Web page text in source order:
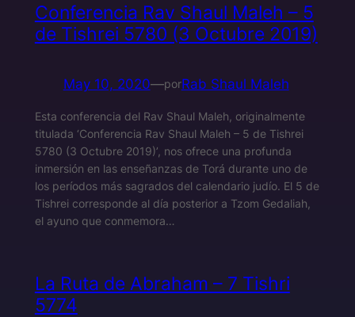
Conferencia Rav Shaul Maleh – 5
de Tishrei 5780 (3 Octubre 2019)
May 10, 2020—porRab Shaul Maleh
Esta conferencia del Rav Shaul Maleh, originalmente
titulada ‘Conferencia Rav Shaul Maleh – 5 de Tishrei
5780 (3 Octubre 2019)’, nos ofrece una profunda
inmersión en las enseñanzas de Torá durante uno de
los períodos más sagrados del calendario judío. El 5 de
Tishrei corresponde al día posterior a Tzom Gedaliah,
el ayuno que conmemora…
La Ruta de Abraham – 7 Tishri
5774